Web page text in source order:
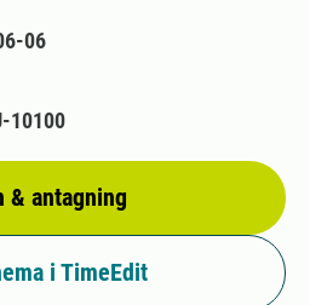
06
& antagning
10100
i TimeEdit